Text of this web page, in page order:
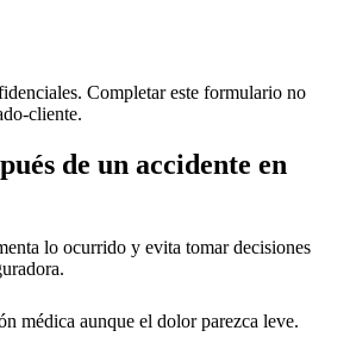
Completar este formulario no
cliente.
de un accidente en
lo ocurrido y evita tomar decisiones
médica aunque el dolor parezca leve.